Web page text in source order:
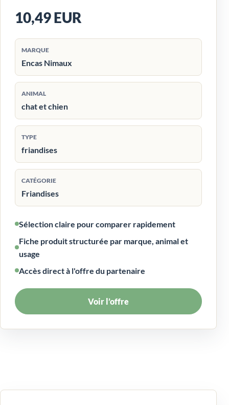
10,49 EUR
MARQUE
Encas Nimaux
ANIMAL
chat et chien
TYPE
friandises
CATÉGORIE
Friandises
Sélection claire pour comparer rapidement
Fiche produit structurée par marque, animal et
usage
Accès direct à l'offre du partenaire
Voir l’offre